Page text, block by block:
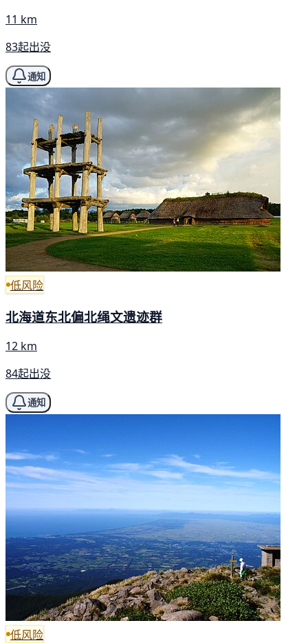
11 km
83起出没
通知
低风险
北海道东北偏北绳文遗迹群
12 km
84起出没
通知
低风险